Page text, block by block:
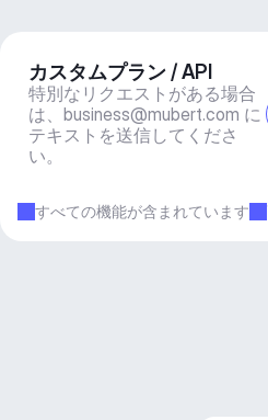
カスタムプラン / API
特別なリクエストがある場合
は、 business@mubert.com に
テキストを送信してくださ
い。
すべての機能が含まれています